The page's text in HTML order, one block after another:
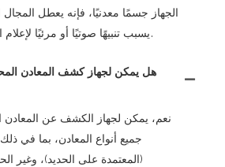
الجهاز جسمًا معدنيًا، فإنه يعطل
يسبب تنبيهًا صوتيًا أو مرئيًا لإعلام المستخدم بوجوده.
هل يمكن لجهاز كشف المعادن
نعم، يمكن لجهاز الكشف عن
جميع أنواع المعادن، بما في
(المعتمدة على الحديد)، وغير